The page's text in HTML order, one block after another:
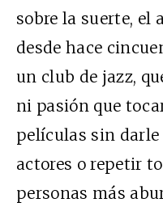
sobre la suerte, el
desde hace
un club de jazz,
ni pasión que
películas sin
actores o repetir
personas más